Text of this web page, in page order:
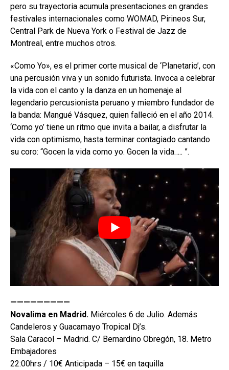
pero su trayectoria acumula presentaciones en grandes
festivales internacionales como WOMAD, Pirineos Sur,
Central Park de Nueva York o Festival de Jazz de
Montreal, entre muchos otros.
«Como Yo», es el primer corte musical de ‘Planetario’, con
una percusión viva y un sonido futurista. Invoca a celebrar
la vida con el canto y la danza en un homenaje al
legendario percusionista peruano y miembro fundador de
la banda: Mangué Vásquez, quien falleció en el año 2014.
‘Como yo’ tiene un ritmo que invita a bailar, a disfrutar la
vida con optimismo, hasta terminar contagiado cantando
su coro: “Gocen la vida como yo. Gocen la vida….. ”.
—————————
Novalima en Madrid. Miércoles 6 de Julio. Además
Candeleros y Guacamayo Tropical Dj’s.
Sala Caracol – Madrid. C/ Bernardino Obregón, 18. Metro
Embajadores
22:00hrs / 10€ Anticipada – 15€ en taquilla